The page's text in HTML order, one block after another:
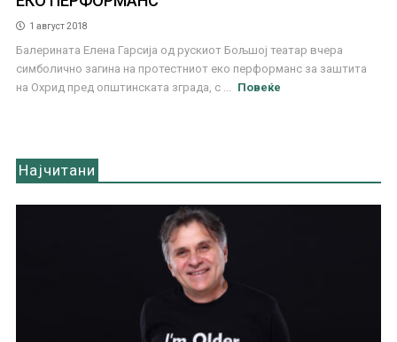
1 август 2018
Балерината Елена Гарсија од рускиот Бољшој театар вчера
симболично загина на протестниот еко перформанс за заштита
на Охрид пред општинската зграда, с ...
Повеќе
Најчитани